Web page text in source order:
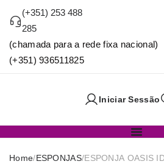
(+351) 253 488
285
(chamada para a rede fixa
(+351) 936511825
Iniciar Sessão
Home/ESPONJAS/ESPONJA OASIS